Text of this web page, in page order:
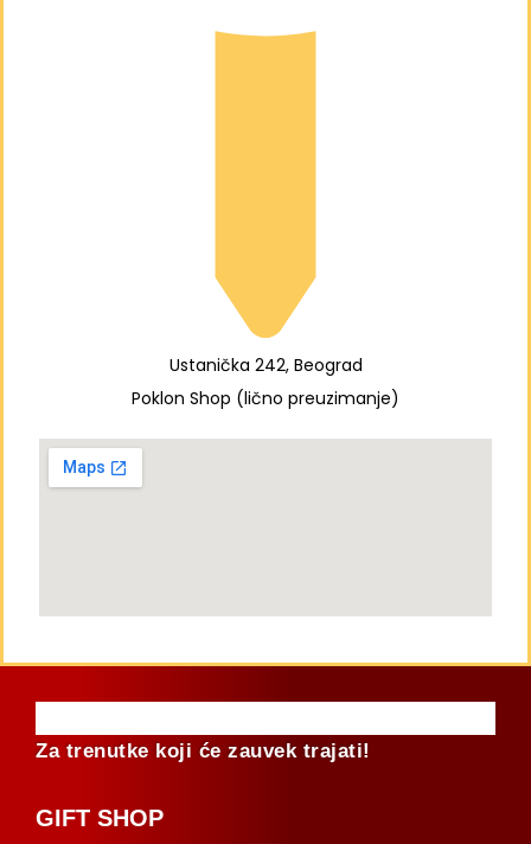
Ustanička 242, Beograd
Poklon Shop (lično preuzimanje)
Za trenutke koji će zauvek trajati!
GIFT SHOP